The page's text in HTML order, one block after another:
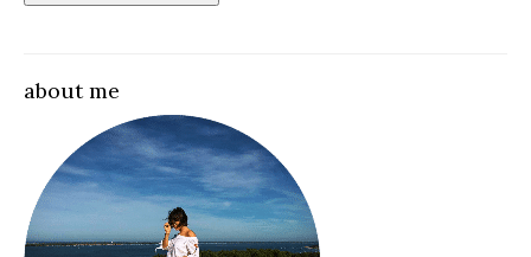
about me